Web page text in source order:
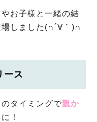
お子様と一緒の結
しました(∩´∀｀)∩
ース
タイミングで親か
に！